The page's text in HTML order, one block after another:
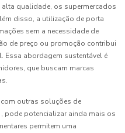
qualidade, os supermercados
disso, a utilização de porta
sem a necessidade de
de preço ou promoção contribui
Essa abordagem sustentável é
que buscam marcas
outras soluções de
, pode potencializar ainda mais os
permitem uma